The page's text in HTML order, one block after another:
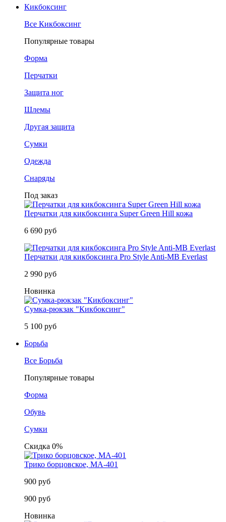
Кикбоксинг
Все Кикбоксинг
Популярные товары
Форма
Перчатки
Защита ног
Шлемы
Другая защита
Сумки
Одежда
Снаряды
Под заказ
Перчатки для кикбоксинга Super Green Hill кожа
6 690 руб
Перчатки для кикбоксинга Pro Style Anti-MB Everlast
2 990 руб
Новинка
Сумка-рюкзак "Кикбоксинг"
5 100 руб
Борьба
Все Борьба
Популярные товары
Форма
Обувь
Сумки
Скидка 0%
Трико борцовское, MA-401
900 руб
900 руб
Новинка